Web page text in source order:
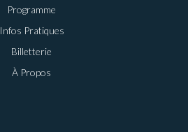
Programme
Infos Pratiques
Billetterie
À Propos